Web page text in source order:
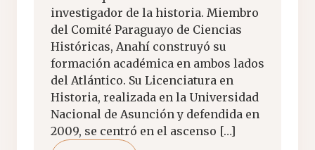
investigador de la historia. Miembro
del Comité Paraguayo de Ciencias
Históricas, Anahí construyó su
formación académica en ambos lados
del Atlántico. Su Licenciatura en
Historia, realizada en la Universidad
Nacional de Asunción y defendida en
2009, se centró en el ascenso […]